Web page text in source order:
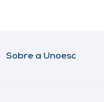
Sobre a Unoesc